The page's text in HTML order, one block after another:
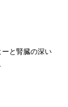
と腎臓の深い